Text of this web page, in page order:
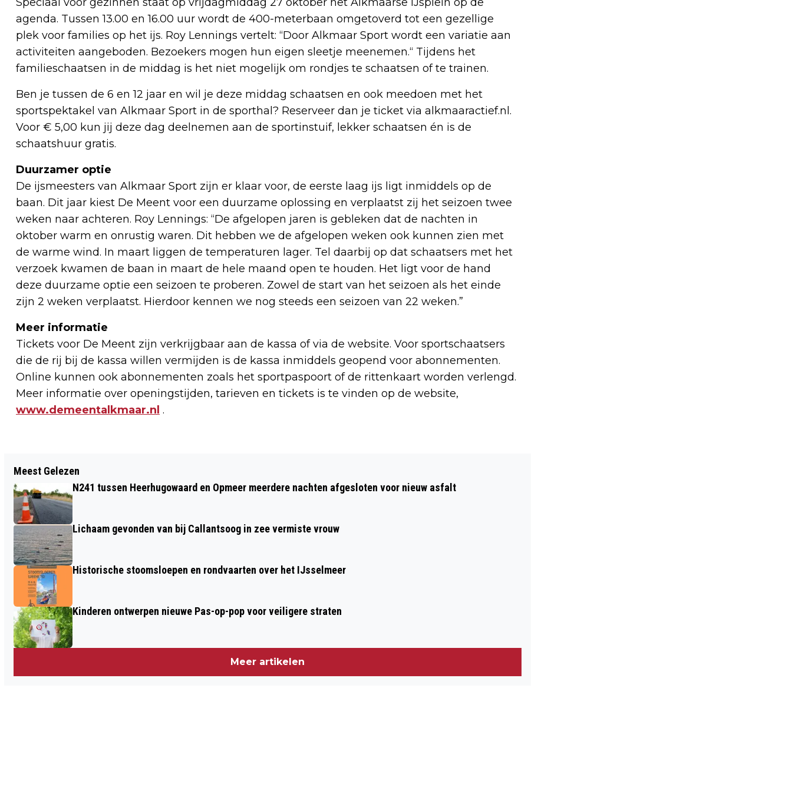
agenda. Tussen 13.00 en 16.00 uur wordt de 400-meterbaan omgetoverd tot een gezellige
plek voor families op het ijs. Roy Lennings vertelt: “Door Alkmaar Sport wordt een variatie aan
activiteiten aangeboden. Bezoekers mogen hun eigen sleetje meenemen.“ Tijdens het
familieschaatsen in de middag is het niet mogelijk om rondjes te schaatsen of te trainen.
Ben je tussen de 6 en 12 jaar en wil je deze middag schaatsen en ook meedoen met het
sportspektakel van Alkmaar Sport in de sporthal? Reserveer dan je ticket via alkmaaractief.nl.
Voor € 5,00 kun jij deze dag deelnemen aan de sportinstuif, lekker schaatsen én is de
schaatshuur gratis.
Duurzamer optie
De ijsmeesters van Alkmaar Sport zijn er klaar voor, de eerste laag ijs ligt inmiddels op de
baan. Dit jaar kiest De Meent voor een duurzame oplossing en verplaatst zij het seizoen twee
weken naar achteren. Roy Lennings: “De afgelopen jaren is gebleken dat de nachten in
oktober warm en onrustig waren. Dit hebben we de afgelopen weken ook kunnen zien met
de warme wind. In maart liggen de temperaturen lager. Tel daarbij op dat schaatsers met het
verzoek kwamen de baan in maart de hele maand open te houden. Het ligt voor de hand
deze duurzame optie een seizoen te proberen. Zowel de start van het seizoen als het einde
zijn 2 weken verplaatst. Hierdoor kennen we nog steeds een seizoen van 22 weken.”
Meer informatie
Tickets voor De Meent zijn verkrijgbaar aan de kassa of via de website. Voor sportschaatsers
die de rij bij de kassa willen vermijden is de kassa inmiddels geopend voor abonnementen.
Online kunnen ook abonnementen zoals het sportpaspoort of de rittenkaart worden verlengd.
Meer informatie over openingstijden, tarieven en tickets is te vinden op de website,
www.demeentalkmaar.nl .
RUIM 1000 BOETES VOOR TELEFOON
ACHTER HET STUUR IN NOORD-
HOLLAND
ARCHIEF
Meest Gelezen
N241 tussen Heerhugowaard en Opmeer meerdere nachten afgesloten voor nieuw asfalt
Lichaam gevonden van bij Callantsoog in zee vermiste vrouw
Historische stoomsloepen en rondvaarten over het IJsselmeer
Kinderen ontwerpen nieuwe Pas-op-pop voor veiligere straten
Meer artikelen